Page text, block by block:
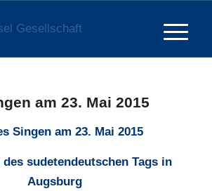
am 23. Mai 2015
Singen am 23. Mai 2015
des sudetendeutschen Tags in
Augsburg